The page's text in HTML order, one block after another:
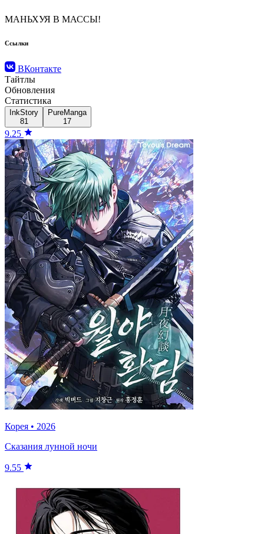
МАНЬХУЯ В МАССЫ!
Ссылки
ВКонтакте
Тайтлы
Обновления
Статистика
InkStory
81
PureManga
17
9.25
Корея • 2026
Сказания лунной ночи
9.55